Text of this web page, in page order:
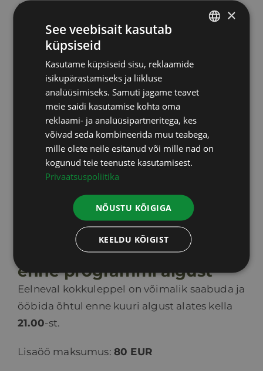
Meie professionaalses ja sõbralikus
meeskonnas viivad protseduure läbi nii
mehed kui naised. Kui see pole teile
vastuvõetav, palume broneeringu tegemisel
sellest teada anda ja me püüame leida
lahenduse.
NB! Administratsioon jätab endale õiguse
hindu, paketisiseseid protseduure ja nende
koguseid muuta ette teatamata. Tasutud
teenuste eest, mis on jäänud kasutamata
(puhkuse katkestamine, protseduurist
keeldumine jms), raha tagasi ei maksta.
Saabumine eelmisel õhtul
enne programmi algust
Eelneval kokkuleppel on võimalik saabuda ja
ööbida õhtul enne kuuri algust alates kella
21.00-st.
Lisaöö maksumus: 80 EUR
×
See veebisait kasutab
küpsiseid
Kasutame küpsiseid sisu, reklaamide
isikupärastamiseks ja liikluse
analüüsimiseks. Samuti jagame teavet
meie saidi kasutamise kohta oma
reklaami- ja analüüsipartneritega, kes
võivad seda kombineerida muu teabega,
mille olete neile esitanud või mille nad on
kogunud teie teenuste kasutamisest.
Privaatsuspoliitika
NÕUSTU KÕIGIGA
KEELDU KÕIGIST